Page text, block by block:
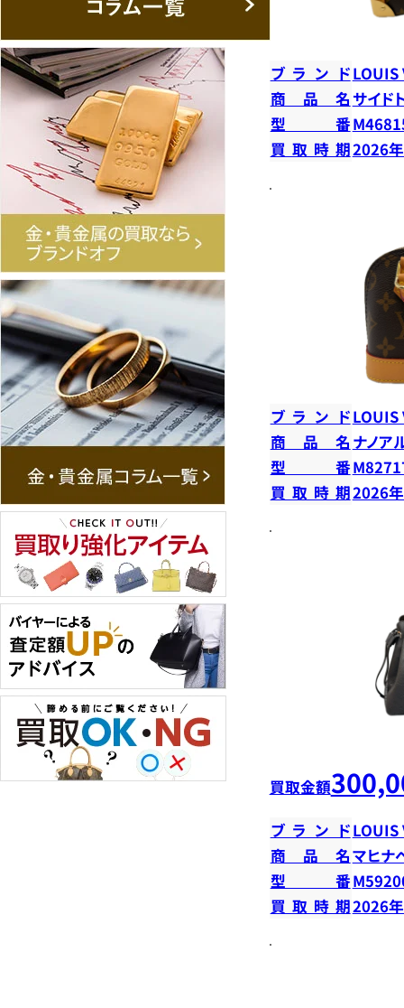
ブランドLOUIS
商品名 サイド
型番
買取時期2026
ブランドLOUIS
商品名 ナノア
型番
買取時期2026
買取金額
ブランドLOUIS
商品名マヒナ
型番
買取時期2026